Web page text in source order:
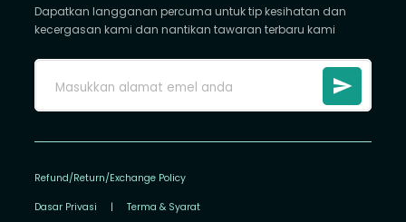
Dapatkan langganan percuma untuk tip kesihatan dan
kecergasan kami dan nantikan tawaran terbaru kami
Refund/Return/Exchange Policy
Dasar Privasi | Terma & Syarat